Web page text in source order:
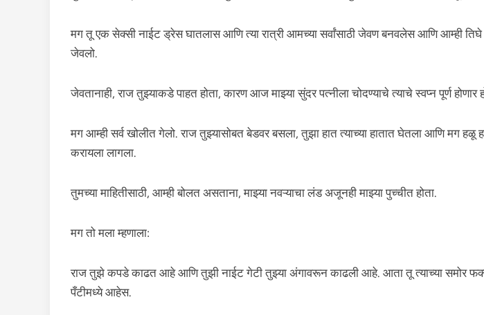
मग तू एक सेक्सी नाईट ड्रेस घातलास आणि त्या रात्री आमच्या सर्वांसाठी जेवण बनवलेस आणि आम्ही
जेवलो.
जेवतानाही, राज तुझ्याकडे पाहत होता, कारण आज माझ्या सुंदर पत्नीला चोदण्याचे त्याचे स्वप्न पूर्ण होणार
मग आम्ही सर्व खोलीत गेलो. राज तुझ्यासोबत बेडवर बसला, तुझा हात त्याच्या हातात घेतला आणि मग हळू
करायला लागला.
तुमच्या माहितीसाठी, आम्ही बोलत असताना, माझ्या नवऱ्याचा लंड अजूनही माझ्या पुच्चीत होता.
मग तो मला म्हणाला:
राज तुझे कपडे काढत आहे आणि तुझी नाईट गेटी तुझ्या अंगावरून काढली आहे. आता तू त्याच्या समोर
पँटीमध्ये आहेस.